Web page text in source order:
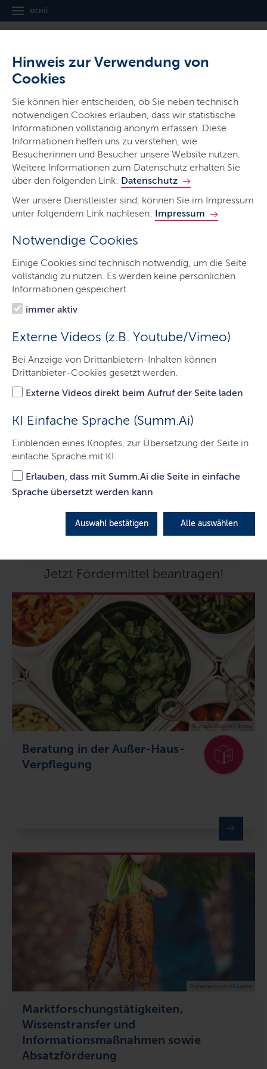
Hinweis zur Verwendung von
Cookies
Sie können hier entscheiden, ob Sie neben technisch
notwendigen Cookies erlauben, dass wir statistische
Informationen vollständig anonym erfassen. Diese
Informationen helfen uns zu verstehen, wie
Besucherinnen und Besucher unsere Website nutzen.
Weitere Informationen zum Datenschutz erhalten Sie
über den folgenden Link: Datenschutz
Wer unsere Dienstleister sind, können Sie im Impressum
unter folgendem Link nachlesen: Impressum
Notwendige Cookies
Einige Cookies sind technisch notwendig, um die Seite
vollständig zu nutzen. Es werden keine persönlichen
Informationen gespeichert.
immer aktiv
Externe Videos (z.B. Youtube/Vimeo)
Bei Anzeige von Drittanbietern-Inhalten können
Drittanbieter-Cookies gesetzt werden.
Externe Videos direkt beim Aufruf der Seite laden
KI Einfache Sprache (Summ.Ai)
Einblenden eines Knopfes, zur Übersetzung der Seite in
einfache Sprache mit KI.
Erlauben, dass mit Summ.Ai die Seite in einfache
Sprache übersetzt werden kann
Auswahl bestätigen Alle auswählen
MENÜ
Thema
Ökologischer Landbau
Ökologischer Landbau
M enschen und Umwelt profitieren von den
Ökolandbaus. Die Landesregierung hat sich das
wirtschaftender Betriebe zu verdoppeln.
Das Landwirtschaftsministerium Schleswig-Holstein
hat die Erstellung eines Bio-Marktberichtes in
und Nachfrage an Bio-Produkten in Schleswig-
Holstein und Hamburg und vermittelt Informationen
über regionale Anbau-, Vermarktungs- und
Verarbeitungspotentiale.
Zum Bericht 2025
Jetzt Fördermittel beantragen!
Beratung in der Außer-Haus-
Verpflegung
© unsplash.com/J.Borba
Marktforschungstätigkeiten,
Wissenstransfer und
Informationsmaßnahmen sowie
Absatzförderung
© unsplash.com/M.Spiske